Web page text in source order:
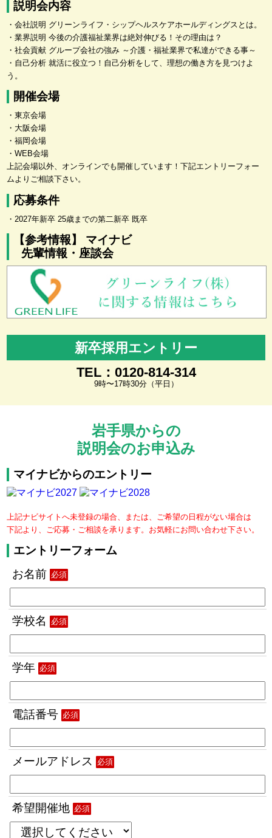
説明会内容
・会社説明 グリーンライフ・シップヘルスケアホールディングスとは。
・業界説明 今後の介護福祉業界は絶対伸びる！その理由は？
・社会貢献 グループ会社の強み ～介護・福祉業界で私達ができる事～
・自己分析 就活に役立つ！自己分析をして、理想の働き方を見つけよ
う。
開催会場
・東京会場
・大阪会場
・福岡会場
・WEB会場
上記会場以外、オンラインでも開催しています！下記エントリーフォー
ムよりご相談下さい。
応募条件
・2027年新卒 25歳までの第二新卒 既卒
【参考情報】 マイナビ
先輩情報・座談会
新卒採用エントリー
TEL：0120-814-314
9時〜17時30分（平日）
岩手県からの
説明会のお申込み
マイナビからのエントリー
上記ナビサイトへ未登録の場合、または、ご希望の日程がない場合は
下記より、ご応募・ご相談を承ります。お気軽にお問い合わせ下さい。
エントリーフォーム
お名前 必須
学校名 必須
学年 必須
電話番号 必須
メールアドレス 必須
希望開催地 必須